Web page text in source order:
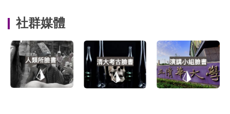
社群媒體